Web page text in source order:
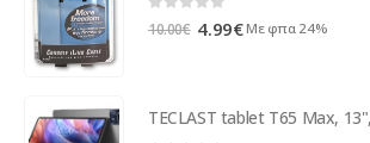
10.00€ Original
4.99€Η
4.99€.
Με φπα 24%